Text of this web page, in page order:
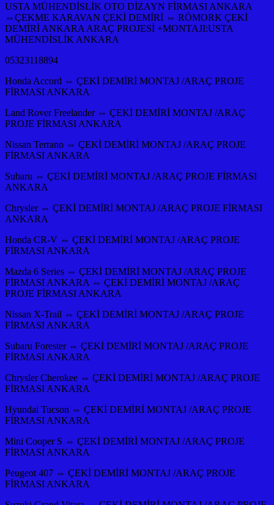
USTA MÜHENDİSLİK OTO DİZAYN FİRMASI ANKARA
⇔ÇEKME KARAVAN ÇEKİ DEMİRİ ⇔ RÖMORK ÇEKİ
DEMİRİ ANKARA ARAÇ PROJESİ +MONTAJI:USTA
MÜHENDİSLİK ANKARA
05323118894
Honda Accord ⇔ ÇEKİ DEMİRİ MONTAJ /ARAÇ PROJE
FİRMASI ANKARA
Land Rover Freelander ⇔ ÇEKİ DEMİRİ MONTAJ /ARAÇ
PROJE FİRMASI ANKARA
Nissan Terrano ⇔ ÇEKİ DEMİRİ MONTAJ /ARAÇ PROJE
FİRMASI ANKARA
Subaru ⇔ ÇEKİ DEMİRİ MONTAJ /ARAÇ PROJE FİRMASI
ANKARA
Chrysler ⇔ ÇEKİ DEMİRİ MONTAJ /ARAÇ PROJE FİRMASI
ANKARA
Honda CR-V ⇔ ÇEKİ DEMİRİ MONTAJ /ARAÇ PROJE
FİRMASI ANKARA
Mazda 6 Series ⇔ ÇEKİ DEMİRİ MONTAJ /ARAÇ PROJE
FİRMASI ANKARA ⇔ ÇEKİ DEMİRİ MONTAJ /ARAÇ
PROJE FİRMASI ANKARA
Nissan X-Trail ⇔ ÇEKİ DEMİRİ MONTAJ /ARAÇ PROJE
FİRMASI ANKARA
Subaru Forester ⇔ ÇEKİ DEMİRİ MONTAJ /ARAÇ PROJE
FİRMASI ANKARA
Chrysler Cherokee ⇔ ÇEKİ DEMİRİ MONTAJ /ARAÇ PROJE
FİRMASI ANKARA
Hyundai Tucson ⇔ ÇEKİ DEMİRİ MONTAJ /ARAÇ PROJE
FİRMASI ANKARA
Mini Cooper S ⇔ ÇEKİ DEMİRİ MONTAJ /ARAÇ PROJE
FİRMASI ANKARA
Peugeot 407 ⇔ ÇEKİ DEMİRİ MONTAJ /ARAÇ PROJE
FİRMASI ANKARA